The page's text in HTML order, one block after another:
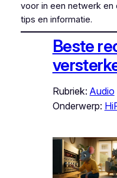
voor in een netwerk
tips en informatie.
Beste
Rubriek: Audio
Onderwerp: